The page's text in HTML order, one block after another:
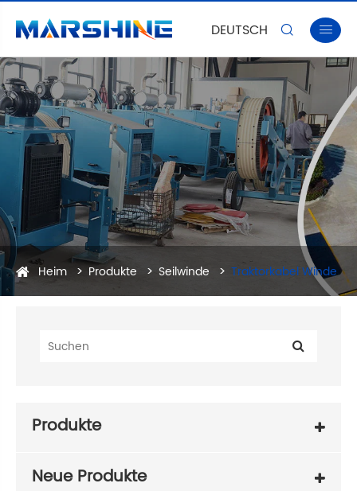
DEUTSCH  
Heim Produkte Seilwinde Traktorkabel Winde
Produkte
Neue Produkte